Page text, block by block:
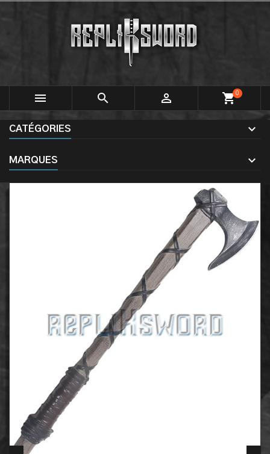
   shopping_cart0
CATÉGORIES
MARQUES